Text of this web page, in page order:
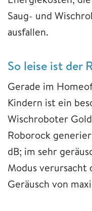
Saug- und
ausfallen.
So leise ist der
Gerade im
Kindern ist ein
Wischroboter
Roborock
dB; im sehr
Modus verursacht
Geräusch von